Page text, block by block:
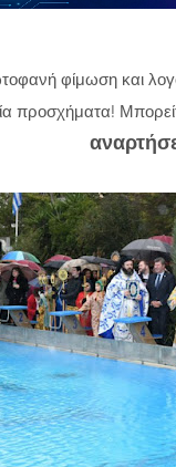
φίμωση και
προσχήματα!